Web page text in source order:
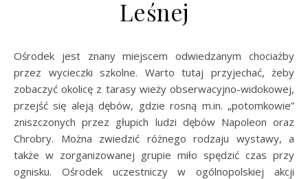
Leśnej
Ośrodek jest znany miejscem odwiedzanym chociażby
przez wycieczki szkolne. Warto tutaj przyjechać, żeby
zobaczyć okolicę z tarasy wieży obserwacyjno-widokowej,
przejść się aleją dębów, gdzie rosną m.in. „potomkowie”
zniszczonych przez głupich ludzi dębów Napoleon oraz
Chrobry. Można zwiedzić różnego rodzaju wystawy, a
także w zorganizowanej grupie miło spędzić czas przy
ognisku. Ośrodek uczestniczy w ogólnopolskiej akcji